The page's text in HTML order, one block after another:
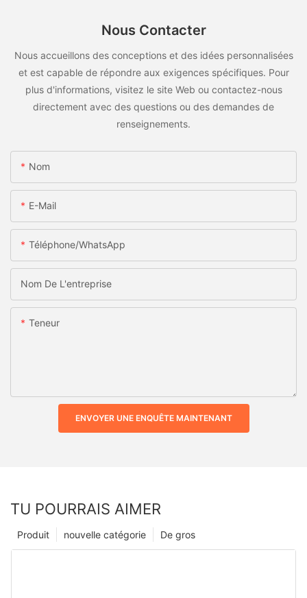
Nous Contacter
Nous accueillons des conceptions et des idées personnalisées
et est capable de répondre aux exigences spécifiques. Pour
plus d'informations, visitez le site Web ou contactez-nous
directement avec des questions ou des demandes de
renseignements.
Nom
E-Mail
Téléphone/WhatsApp
Nom De L'entreprise
Teneur
ENVOYER UNE ENQUÊTE MAINTENANT
TU POURRAIS AIMER
De gros
nouvelle catégorie
Produit